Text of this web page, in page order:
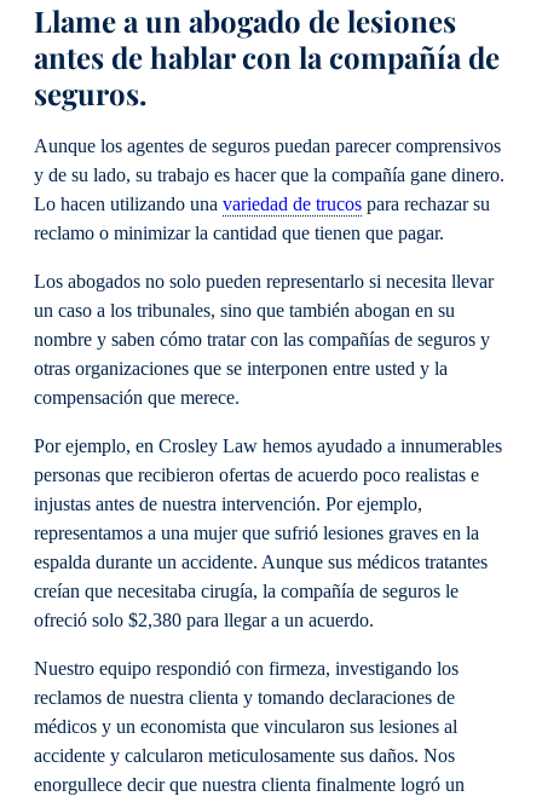
Llame a un abogado de lesiones
antes de hablar con la compañía de
seguros.
Aunque los agentes de seguros puedan parecer comprensivos
y de su lado, su trabajo es hacer que la compañía gane dinero.
Lo hacen utilizando una variedad de trucos para rechazar su
reclamo o minimizar la cantidad que tienen que pagar.
Los abogados no solo pueden representarlo si necesita llevar
un caso a los tribunales, sino que también abogan en su
nombre y saben cómo tratar con las compañías de seguros y
otras organizaciones que se interponen entre usted y la
compensación que merece.
Por ejemplo, en Crosley Law hemos ayudado a innumerables
personas que recibieron ofertas de acuerdo poco realistas e
injustas antes de nuestra intervención. Por ejemplo,
representamos a una mujer que sufrió lesiones graves en la
espalda durante un accidente. Aunque sus médicos tratantes
creían que necesitaba cirugía, la compañía de seguros le
ofreció solo $2,380 para llegar a un acuerdo.
Nuestro equipo respondió con firmeza, investigando los
reclamos de nuestra clienta y tomando declaraciones de
médicos y un economista que vincularon sus lesiones al
accidente y calcularon meticulosamente sus daños. Nos
enorgullece decir que nuestra clienta finalmente logró un